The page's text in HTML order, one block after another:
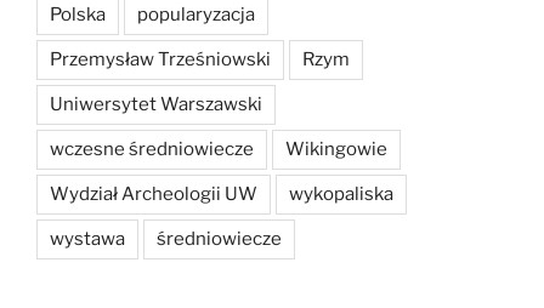
Polska popularyzacja
Przemysław Trześniowski Rzym
Uniwersytet Warszawski
wczesne średniowiecze Wikingowie
Wydział Archeologii UW wykopaliska
wystawa średniowiecze